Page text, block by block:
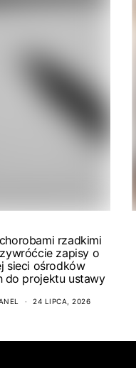
rzadkimi
zapisy o
sieci ośrodków
do projektu ustawy
24 LIPCA, 2026